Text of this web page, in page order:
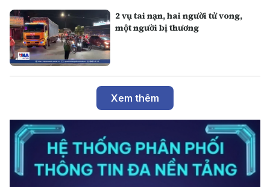
2 vụ tai nạn, hai người tử vong,
một người bị thương
Xem thêm